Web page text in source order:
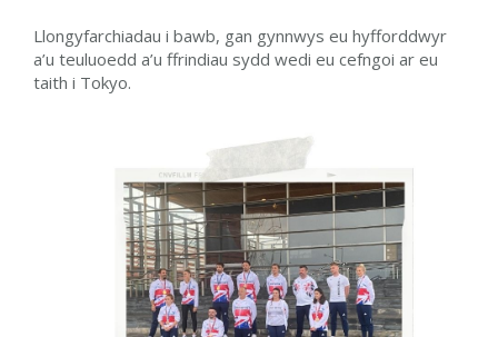
Llongyfarchiadau i bawb, gan gynnwys eu hyfforddwyr
a’u teuluoedd a’u ffrindiau sydd wedi eu cefngoi ar eu
taith i Tokyo.